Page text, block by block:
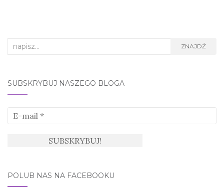
Search
ZNAJDŹ
SUBSKRYBUJ NASZEGO BLOGA
POLUB NAS NA FACEBOOKU